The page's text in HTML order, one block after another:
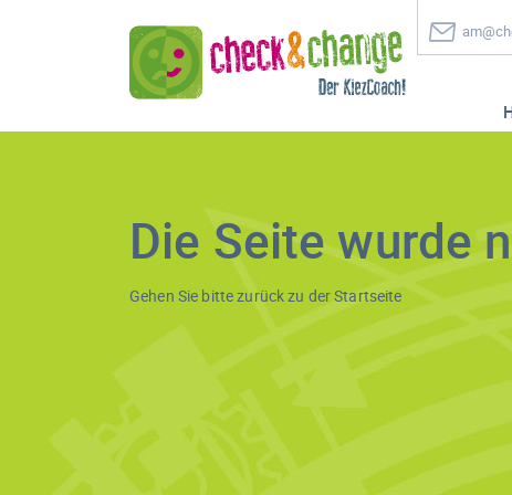
Die Seite wurde
Gehen Sie bitte zurück zu derStartseite